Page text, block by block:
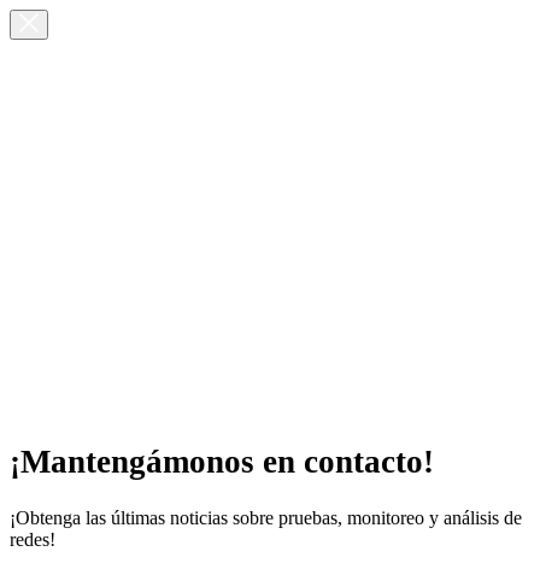
¡Mantengámonos en contacto!
¡Obtenga las últimas noticias sobre pruebas, monitoreo y análisis de
redes!